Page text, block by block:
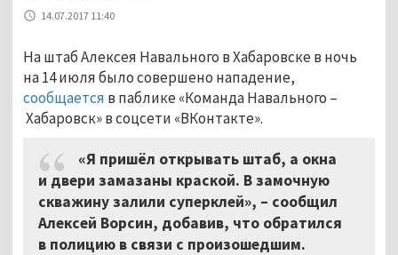
14.07.2017 11:40
На штаб Алексея Навального в Хабаровске в ночь
на 14 июля было совершено нападение,
сообщается в паблике «Команда Навального –
Хабаровск» в соцсети «ВКонтакте».
«Я пришёл открывать штаб, а окна
и двери замазаны краской. В замочную
скважину залили суперклей», – сообщил
Алексей Ворсин, добавив, что обратился
в полицию в связи с произошедшим.